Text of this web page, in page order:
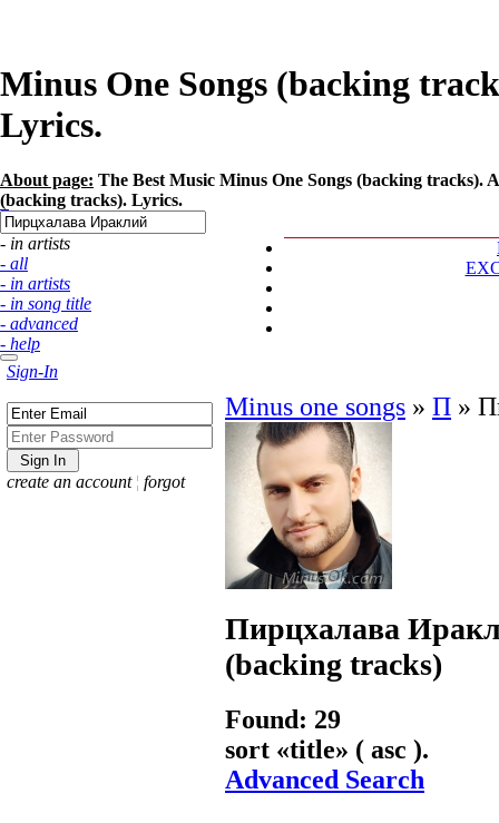
Minus One Songs (backing
Lyrics.
About page: The Best Music Minus One Songs (backing
(backing tracks). Lyrics.
- in artists
- all
- in artists
- in song title
- advanced
- help
Sign-In
create an account ¦ forgot
Minus one songs » П »
Пирцхалава
(backing tracks)
Found: 29
sort «title» ( asc ).
Advanced Search